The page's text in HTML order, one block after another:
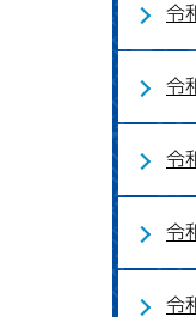
令
令
令
令
令